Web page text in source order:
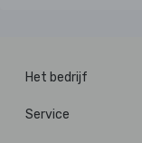
Het bedrijf
Service